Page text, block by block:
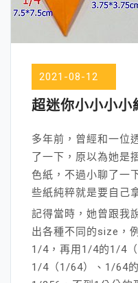
2021-08-12
超迷你小小小小
多年前，曾經和一位
了一下，原以為她是
色紙，不過小聊了一
些紙純粹就是要自己
記得當時，她曾跟我
出各種不同的size，
1/4，再用1/4的1/4
1/4（1/64）、1/64